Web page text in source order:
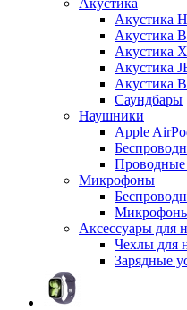
Акустика
Акустика
Акустика
Акустика
Акустика
Акустика
Саундбары
Наушники
Apple
Микрофоны
Аксессуары для
Чехлы для
Зарядные